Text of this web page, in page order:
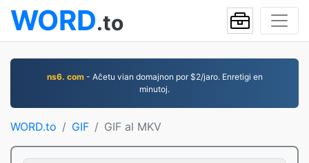
WORD.to
ns6. com- Aĉetu vian domajnon por $2/jaro. Enretigi en
minutoj.
WORD.to GIF GIF al MKV